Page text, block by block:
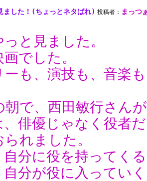
した！(ちょっとネタばれ) 投稿者： まっつ
と見ました。
でした。
ーも、演技も、音楽
朝で、西田敏行さん
、俳優じゃなく役者
れました。
自分に役を持ってく
自分が役に入ってい